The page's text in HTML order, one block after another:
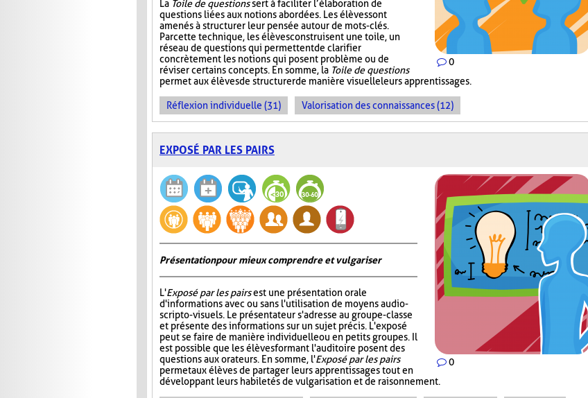
0
La Toile de questionssert à faciliter l’élaboration de
questions liées aux notions abordées. Les élèves sont
amenés à structurer leur pensée autour de mots-clés.
Par cette technique, les élèves construisent une toile, un
réseau de questions qui permettent de clarifier
concrètement les notions qui posent problème ou de
réviser certains concepts. En somme, la Toile de questions
permet aux élèves de structurer de manière visuelle leurs apprentissages.
Réflexion individuelle (31) Valorisation des connaissances (12)
EXPOSÉ PAR LES PAIRS
0
Présentation pour mieux comprendre et vulgariser
L'Exposé par les pairsest une présentation orale
d'informations avec ou sans l'utilisation de moyens audio-
scripto-visuels. Le présentateur s'adresse au groupe-classe
et présente des informations sur un sujet précis. L'exposé
peut se faire de manière individuelle ou en petits groupes. Il
est possible que les élèves formant l'auditoire posent des
questions aux orateurs. En somme, l'Exposé par les pairs
permet aux élèves de partager leurs apprentissages tout en
développant leurs habiletés de vulgarisation et de raisonnement.